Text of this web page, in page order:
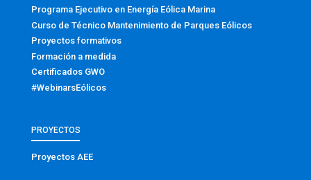
Programa Ejecutivo en Energía Eólica Marina
Curso de Técnico Mantenimiento de Parques Eólicos
Proyectos formativos
Formación a medida
Certificados GWO
#WebinarsEólicos
PROYECTOS
Proyectos AEE